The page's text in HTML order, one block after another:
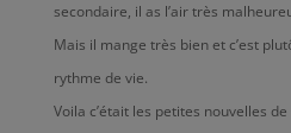
secondaire, il as l’air très
Mais il mange très bien et c’est
rythme de vie.
Voila c’était les petites nouvelles de